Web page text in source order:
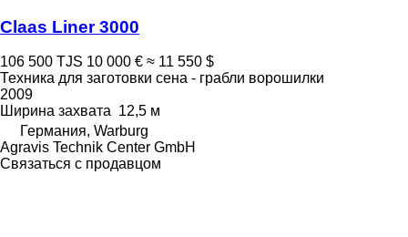
Claas Liner 3000
106 500 TJS 10 000 € ≈ 11 550 $
Техника для заготовки сена - грабли ворошилки
2009
Ширина захвата 12,5 м
Германия, Warburg
Agravis Technik Center GmbH
Связаться с продавцом